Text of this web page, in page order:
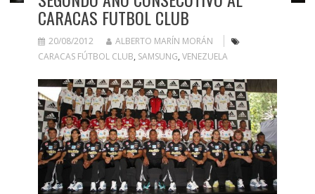
CARACAS FUTBOL CLUB
20/08/2012
ALBERTO MARÍN MORÁN
CARACAS FÚTBOL CLUB, SAMSUNG, VENEZUELA